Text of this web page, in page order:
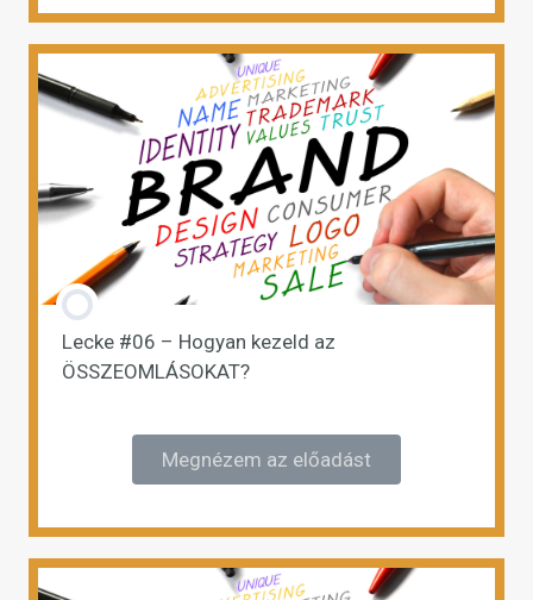
Lecke #06 – Hogyan kezeld az
ÖSSZEOMLÁSOKAT?
Megnézem az előadást